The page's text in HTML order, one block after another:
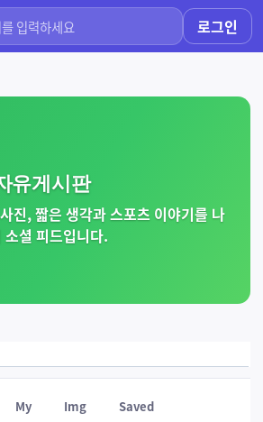
로그인
유게시판
진, 짧은 생각과 스포츠 이야기를 나
셜 피드입니다.
My Img Saved